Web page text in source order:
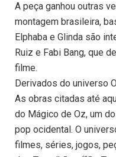
A peça ganhou outras
montagem brasileira,
Elphaba e Glinda são
Ruiz e Fabi Bang, que
filme.
Derivados do universo
As obras citadas até
do Mágico de Oz, um
pop ocidental. O
filmes, séries, jogos,